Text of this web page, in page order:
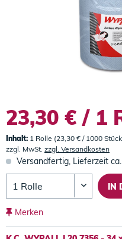
23,30 € / 1
Inhalt: 1 Rolle (23,30 € / 1000
zzgl. MwSt. zzgl. Versandkosten
Versandfertig, Lieferzeit
IN
Merken